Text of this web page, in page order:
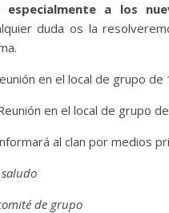
especialmente a los
duda os la
en el local de grupo de
en el local de grupo
al clan por medios
de grupo